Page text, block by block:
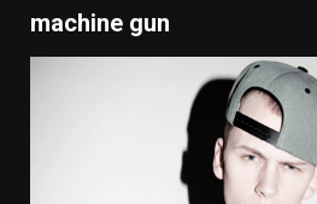
machine gun